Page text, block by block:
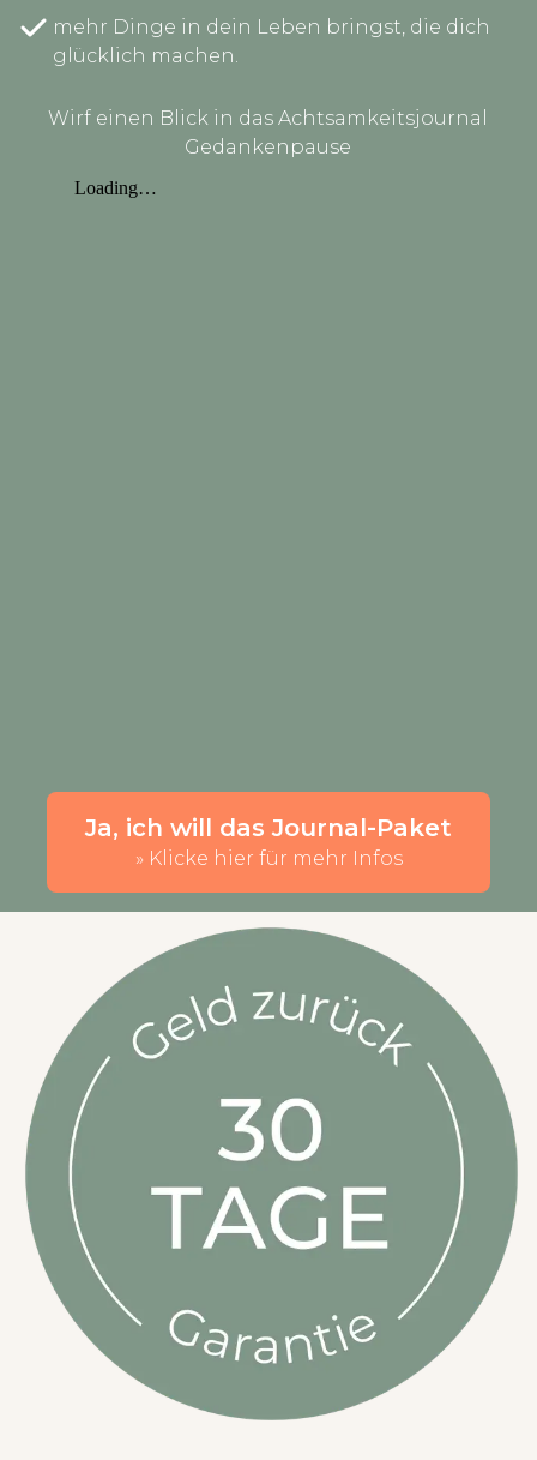
mehr Dinge in dein Leben bringst, die dich
glücklich machen.
Wirf einen Blick in das Achtsamkeitsjournal
Gedankenpause
Ja, ich will das Journal-Paket
» Klicke hier für mehr Infos